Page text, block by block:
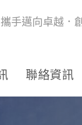
手邁向卓越．
聯絡資訊